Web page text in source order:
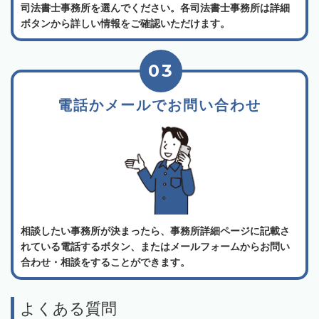
司法書士事務所を選んでください。各司法書士事務所は詳細
ボタンから詳しい情報をご確認いただけます。
電話かメールでお問い合わせ
03
相談したい事務所が決まったら、事務所詳細ページに記載さ
れている電話するボタン、またはメールフォームからお問い
合わせ・相談をすることができます。
よくある質問